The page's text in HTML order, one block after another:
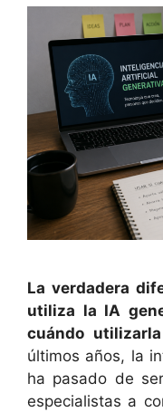
La verdadera
utiliza la IA
cuándo
últimos años, la
ha pasado de
especialistas a